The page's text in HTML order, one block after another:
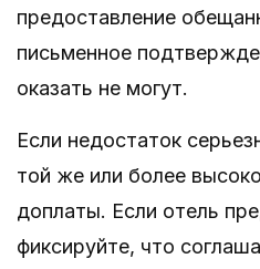
предоставление
письменное
оказать не могут.
Если недостаток
той же или более
доплаты. Если отель
фиксируйте, что